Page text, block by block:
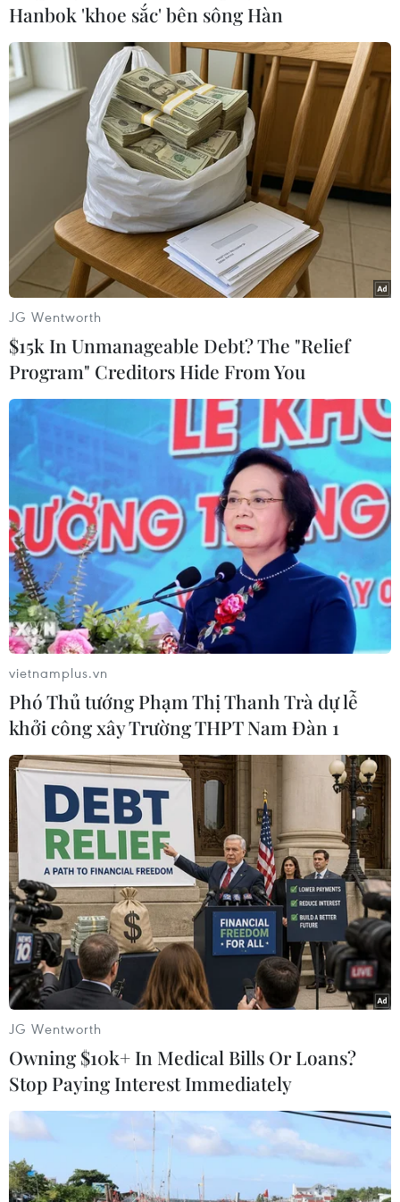
Tổng thống Hàn Quốc
công bố kế hoạch 3 giai
đoạn với Triều Tiên
Theo ông Lee Jae Myung, trong
khi duy trì sự phối hợp chặt chẽ
với Mỹ, Hàn Quốc sẽ tích cực theo
đuổi đối thoại liên Triều để thiết
lập các điều kiện cần thiết cho
mục tiêu đối thoại với Triều Tiên.
(TTXVN/Vietnam+)
#Hàn Quốc-Triều Tiên
#Chiến thắng phátxít
#Nhà lãnh đạo Triều Tiên
#Chủ tịch Quốc hội Hàn Quốc
Hàn Quốc
Theo dõi VietnamPlus
Căng thẳng liên Triều
Hàn Quốc tái khẳng định mục tiêu chung sống
hòa bình với Triều Tiên
Tổng thống Hàn Quốc nhấn mạnh duy trì hòa
bình trên bán đảo Triều Tiên
Hàn Quốc chuyển hướng chính sách, tìm lối mở
đối thoại với Triều Tiên
Hàn Quốc sẽ tiếp tục theo đuổi đối thoại với
Hàn Quốc đề nghị Trung Quốc hỗ trợ nối lại đối
thoại với Triều Tiên
Hanbok 'khoe sắc' bên sông Hàn
JG Wentworth
$15k In Unmanageable Debt? The "Relief
Program" Creditors Hide From You
vietnamplus.vn
Phó Thủ tướng Phạm Thị Thanh Trà dự lễ
khởi công xây Trường THPT Nam Đàn 1
JG Wentworth
Owning $10k+ In Medical Bills Or Loans?
Stop Paying Interest Immediately